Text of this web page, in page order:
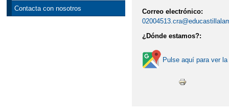
Contacta con nosotros
Correo electrónico:
¿Dónde estamos?:
Pulse aquí para ver